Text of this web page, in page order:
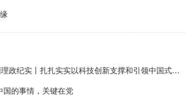
习近平总书记今年以来治国理政纪实丨扎扎实实以科技创新支撑和引领中国式现代化
国的事情，关键在党